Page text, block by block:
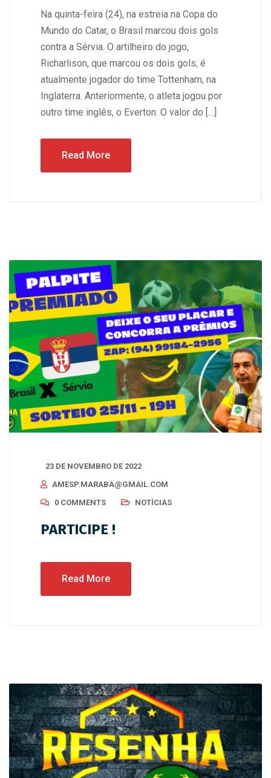
Na quinta-feira (24), na estreia na Copa do
Mundo do Catar, o Brasil marcou dois gols
contra a Sérvia. O artilheiro do jogo,
Richarlison, que marcou os dois gols, é
atualmente jogador do time Tottenham, na
Inglaterra. Anteriormente, o atleta jogou por
outro time inglês, o Everton. O valor do […]
Read More
23 DE NOVEMBRO DE 2022
AMESP.MARABA@GMAIL.COM
0 COMMENTS
NOTÍCIAS
PARTICIPE !
Read More